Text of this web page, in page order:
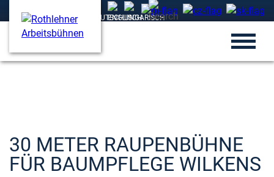
30 METER RAUPENBÜHNE
FÜR BAUMPFLEGE WILKENS